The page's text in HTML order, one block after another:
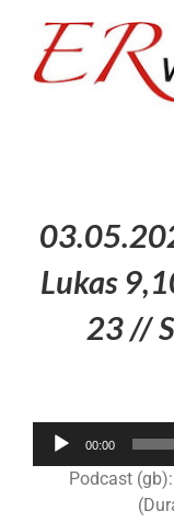
springen
Lukas
23 //
00:00
Podcast (gb):